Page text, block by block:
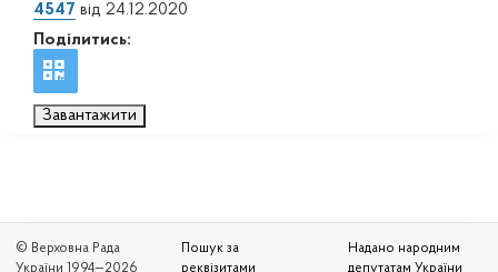
4547 від 24.12.2020
Поділитись:
Завантажити
© Верховна Рада
України 1994—2026
Пошук за
реквізитами
Надано народним
депутатам України